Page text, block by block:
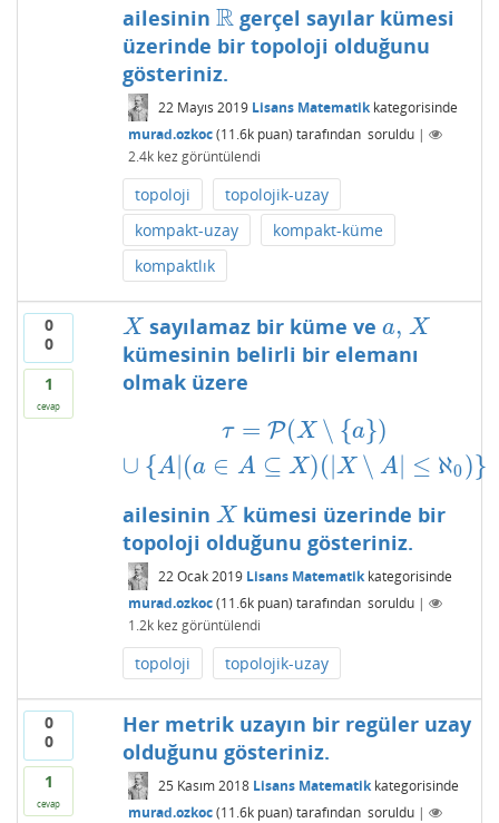
ailesinin R
R gerçel sayılar kümesi
üzerinde bir topoloji olduğunu
gösteriniz.
22 Mayıs 2019 Lisans Matematikkategorisinde
murad.ozkoc (11.6kpuan) tarafından soruldu |
2.4kkez görüntülendi
topoloji
topolojik-uzay
kompakt-uzay
kompakt-küme
kompaktlık
0
0
1
cevap
X
X sayılamaz bir küme ve a,
a, X
X
kümesinin belirli bir elemanı
olmak üzere
τ = P(X ∖ {a})
∪ {A|(a ∈ A ⊆ X)(|X ∖ A| ≤ ℵ0)}
})∪{A |(a∈A⊆X)(|X
ailesinin X
X kümesi üzerinde bir
topoloji olduğunu gösteriniz.
22 Ocak 2019 Lisans Matematikkategorisinde
murad.ozkoc (11.6kpuan) tarafından soruldu |
1.2kkez görüntülendi
topoloji topolojik-uzay
0
0
1
cevap
Her metrik uzayın bir regüler uzay
olduğunu gösteriniz.
25 Kasım 2018 Lisans Matematikkategorisinde
murad.ozkoc (11.6kpuan) tarafından soruldu |